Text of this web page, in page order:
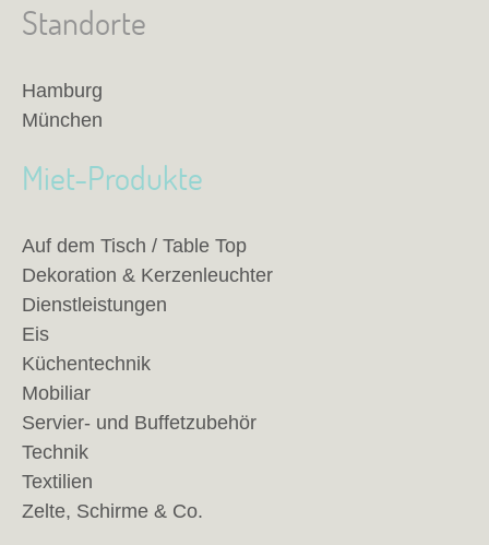
Standorte
Hamburg
München
Miet-Produkte
Auf dem Tisch / Table Top
Dekoration & Kerzenleuchter
Dienstleistungen
Eis
Küchentechnik
Mobiliar
Servier- und Buffetzubehör
Technik
Textilien
Zelte, Schirme & Co.